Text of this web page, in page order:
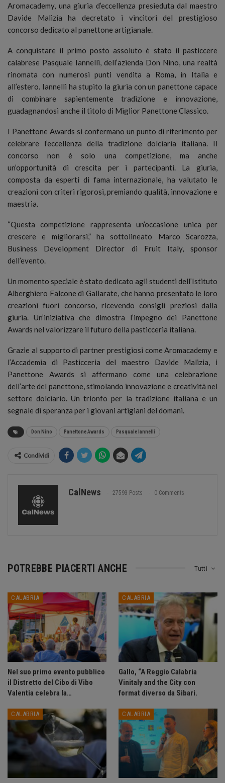
Aromacademy, una giuria d’eccellenza presieduta dal maestro
Davide Malizia ha decretato i vincitori del prestigioso
concorso dedicato al panettone artigianale.
A conquistare il primo posto assoluto è stato il pasticcere
calabrese Pasquale Iannelli, dell’azienda Don Nino, una realtà
rinomata con numerosi punti vendita a Roma, in Italia e
all’estero. Iannelli ha stupito la giuria con un panettone capace
di combinare sapientemente tradizione e innovazione,
guadagnandosi anche il titolo di Miglior Panettone Classico.
I Panettone Awards si confermano un punto di riferimento per
celebrare l’eccellenza della tradizione dolciaria italiana. Il
concorso non è solo una competizione, ma anche
un’opportunità di crescita per i partecipanti. La giuria,
composta da esperti di fama internazionale, ha valutato le
creazioni con criteri rigorosi, premiando qualità, innovazione e
maestria.
“Questa competizione rappresenta un’occasione unica per
crescere e migliorarsi,” ha sottolineato Marco Scarozza,
Business Development Director di Fruit Italy, sponsor
dell’evento.
Un momento speciale è stato dedicato agli studenti dell’Istituto
Alberghiero Falcone di Gallarate, che hanno presentato le loro
creazioni fuori concorso, ricevendo consigli preziosi dalla
giuria. Un’iniziativa che dimostra l’impegno dei Panettone
Awards nel valorizzare il futuro della pasticceria italiana.
Grazie al supporto di partner prestigiosi come Aromacademy e
l’Accademia di Pasticceria del maestro Davide Malizia, i
Panettone Awards si affermano come una celebrazione
dell’arte del panettone, stimolando innovazione e creatività nel
settore dolciario. Un trionfo per la tradizione italiana e un
segnale di speranza per i giovani artigiani del domani.
Don Nino Panettone Awards Pasquale Iannelli
Condividi
CalNews 27593 Posts 0 Comments
Tutti
POTREBBE PIACERTI ANCHE
CALABRIA
Nel suo primo evento pubblico
il Distretto del Cibo di Vibo
Valentia celebra la…
CALABRIA
Gallo, “A Reggio Calabria
Vinitaly and the City con
format diverso da Sibari.
CALABRIA CALABRIA